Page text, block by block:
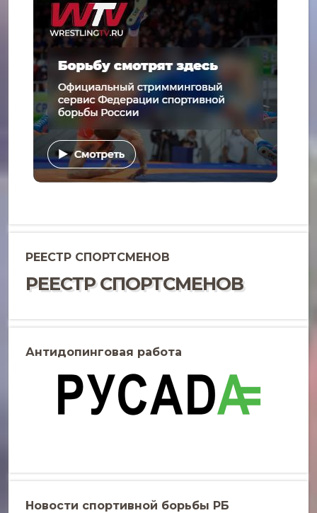
РЕЕСТР СПОРТСМЕНОВ
РЕЕСТР СПОРТСМЕНОВ
Антидопинговая работа
Новости спортивной борьбы РБ